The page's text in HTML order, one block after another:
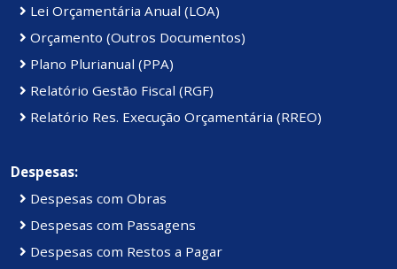
Lei Orçamentária Anual (LOA)
Orçamento (Outros Documentos)
Plano Plurianual (PPA)
Relatório Gestão Fiscal (RGF)
Relatório Res. Execução Orçamentária (RREO)
Despesas:
Despesas com Obras
Despesas com Passagens
Despesas com Restos a Pagar